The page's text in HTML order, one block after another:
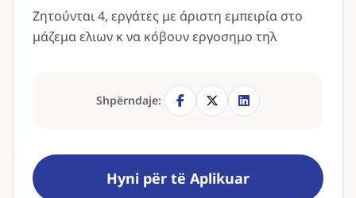
Ζητούνται 4, εργάτες με άριστη εμπειρία στο
μάζεμα ελιων κ να κόβουν εργοσημο τηλ
Shpërndaje:
Hyni për të Aplikuar